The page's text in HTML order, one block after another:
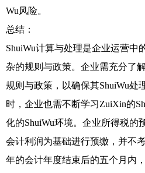
Wu风险。
总结：
ShuiWu计算与处理是企业运营中
杂的规则与政策。企业需充分了
规则与政策，以确保其ShuiWu处
时，企业也需不断学习ZuiXin的
化的ShuiWu环境。企业所得税的
会计利润为基础进行预缴，并不
年的会计年度结束后的五个月内